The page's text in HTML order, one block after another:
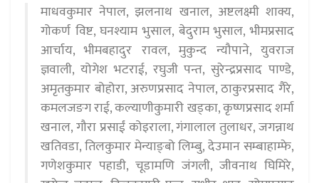
माधवकुमार नेपाल, झलनाथ खनाल, अष्टलक्ष्मी शाक्य,
गोकर्ण विष्ट, घनश्याम भुसाल, बेदुराम भुसाल, भीमप्रसाद
आर्चाय, भीमबहादुर रावल, मुकुन्द न्यौपाने, युवराज
ज्ञवाली, योगेश भटराई, रघुजी पन्त, सुरेन्द्रप्रसाद पाण्डे,
अमृतकुमार बोहोरा, अरुणप्रसाद नेपाल, ठाकुरप्रसाद गैरे,
कमलजङग राई, कल्याणीकुमारी खड्का, कृष्णप्रसाद शर्मा
खनाल, गौरा प्रसाईं कोइराला, गंगालाल तुलाधर, जगन्नाथ
खतिवडा, तिलकुमार मेन्याङ्बो लिम्बु, देउमान सम्बाहाम्फे,
गणेशकुमार पहाडी, चूडामणि जंगली, जीवनाथ घिमिरे,